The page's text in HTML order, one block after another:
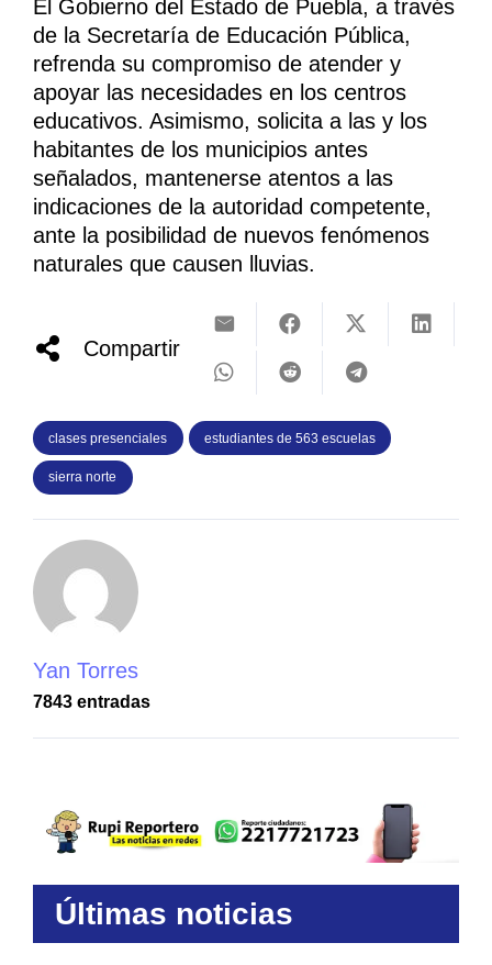
El Gobierno del Estado de Puebla, a través
de la Secretaría de Educación Pública,
refrenda su compromiso de atender y
apoyar las necesidades en los centros
educativos. Asimismo, solicita a las y los
habitantes de los municipios antes
señalados, mantenerse atentos a las
indicaciones de la autoridad competente,
ante la posibilidad de nuevos fenómenos
naturales que causen lluvias.
Compartir
clases presenciales estudiantes de 563 escuelas
sierra norte
Yan Torres
7843 entradas
Últimas noticias